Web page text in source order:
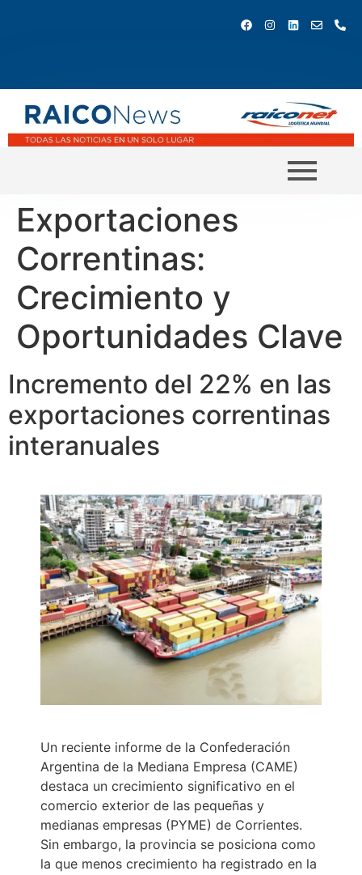
Exportaciones
Correntinas:
Crecimiento y
Oportunidades Clave
Incremento del 22% en las
exportaciones correntinas
interanuales
Un reciente informe de la Confederación
Argentina de la Mediana Empresa (CAME)
destaca un crecimiento significativo en el
comercio exterior de las pequeñas y
medianas empresas (PYME) de Corrientes.
Sin embargo, la provincia se posiciona como
la que menos crecimiento ha registrado en la